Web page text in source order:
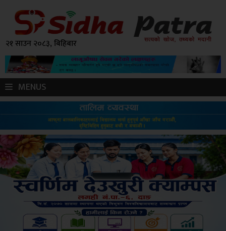
२१ साउन २०८३, बिहिबार
MENUS